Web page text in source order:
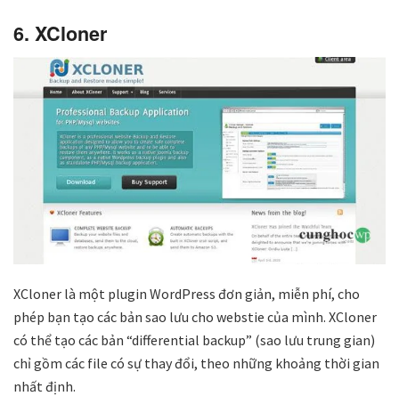
6. XCloner
XCloner là một plugin WordPress đơn giản, miễn phí, cho
phép bạn tạo các bản sao lưu cho webstie của mình. XCloner
có thể tạo các bản “differential backup” (sao lưu trung gian)
chỉ gồm các file có sự thay đổi, theo những khoảng thời gian
nhất định.